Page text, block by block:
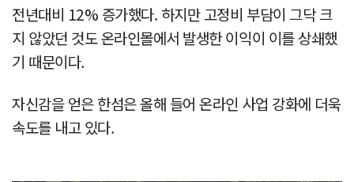
전년대비 12% 증가했다. 하지만 고정비 부담이 그닥 크
지 않았던 것도 온라인몰에서 발생한 이익이 이를 상쇄했
기 때문이다.
자신감을 얻은 한섬은 올해 들어 온라인 사업 강화에 더욱
속도를 내고 있다.